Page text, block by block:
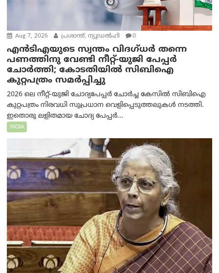
Aug 7, 2026 പ്രശാന്ത്, ന്യൂഡല്‍ഹി 0
എൻ‌ടി‌എയുടെ സ്വന്തം വിദഗ്ധർ തന്നെ
പണത്തിനു വേണ്ടി നീറ്റ്-യു‌ജി പേപ്പർ
ചോർത്തി; കോടതിയില്‍ സിബിഐ
കുറ്റപത്രം സമര്‍പ്പിച്ചു
2026 ലെ നീറ്റ്-യുജി ചോദ്യപേപ്പർ ചോർച്ച കേസിൽ സിബിഐ
കുറ്റപത്രം നിരവധി സുപ്രധാന വെളിപ്പെടുത്തലുകൾ നടത്തി.
ഇതൊരു ലളിതമായ ചോദ്യ പേപ്പർ...
INDIA